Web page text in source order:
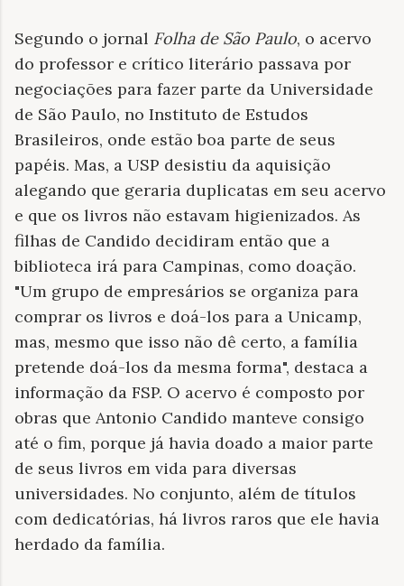
Segundo o jornal Folha de São Paulo, o acervo
do professor e crítico literário passava por
negociações para fazer parte da Universidade
de São Paulo, no Instituto de Estudos
Brasileiros, onde estão boa parte de seus
papéis. Mas, a USP desistiu da aquisição
alegando que geraria duplicatas em seu acervo
e que os livros não estavam higienizados. As
filhas de Candido decidiram então que a
biblioteca irá para Campinas, como doação.
"Um grupo de empresários se organiza para
comprar os livros e doá-los para a Unicamp,
mas, mesmo que isso não dê certo, a família
pretende doá-los da mesma forma", destaca a
informação da FSP. O acervo é composto por
obras que Antonio Candido manteve consigo
até o fim, porque já havia doado a maior parte
de seus livros em vida para diversas
universidades. No conjunto, além de títulos
com dedicatórias, há livros raros que ele havia
herdado da família.